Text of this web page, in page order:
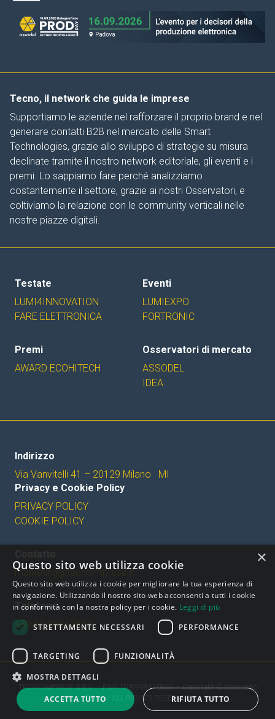
Tecno, il network che guida le imprese
Supportiamo le aziende nel rafforzare il proprio brand e nel
generare contatti B2B nel mercato delle Smart
Technologies, grazie allo sviluppo di strategie su misura
declinate tramite il nostro network editoriale, gli eventi e i
premi. Lo sappiamo fare perché analizziamo
costantemente il settore, grazie ai nostri Osservatori, e
coltiviamo la relazione con le community verticali nelle
nostre piazze digitali.
Testate
LUMI4INNOVATION
FARE ELETTRONICA
Eventi
LUMIEXPO
FORTRONIC
Premi
AWARD ECOHITECH
Osservatori di mercato
ASSODEL
IDEA
Indirizzo
Via Vanvitelli 41 – 20129 Milano MI
Privacy e Cookie Policy
PRIVACY POLICY
COOKIE POLICY
marketing@tecnoimprese.it
Telefono
+39 02 45947830
TECNOIMPRESE S.R.L. – P.IVA IT09998410964 – Copyright © Consorzio
Tecno – ALL RIGHTS RESERVED
×
Questo sito web utilizza cookie
Questo sito web utilizza i cookie per migliorare la tua esperienza di
navigazione. Utilizzando il nostro sito web acconsenti a tutti i cookie
in conformità con la nostra policy per i cookie. Leggi di più
STRETTAMENTE NECESSARI
PERFORMANCE
TARGETING FUNZIONALITÀ
MOSTRA DETTAGLI
ACCETTA TUTTO RIFIUTA TUTTO